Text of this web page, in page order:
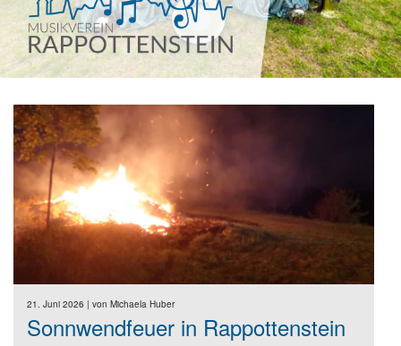
21. Juni 2026 | von Michaela Huber
Sonnwendfeuer in Rappottenstein